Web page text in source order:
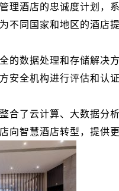
理酒店的忠诚度计划，
不同国家和地区的酒店
的数据处理和存储解决
安全机构进行评估和认
合了云计算、大数据分
向智慧酒店转型，提供